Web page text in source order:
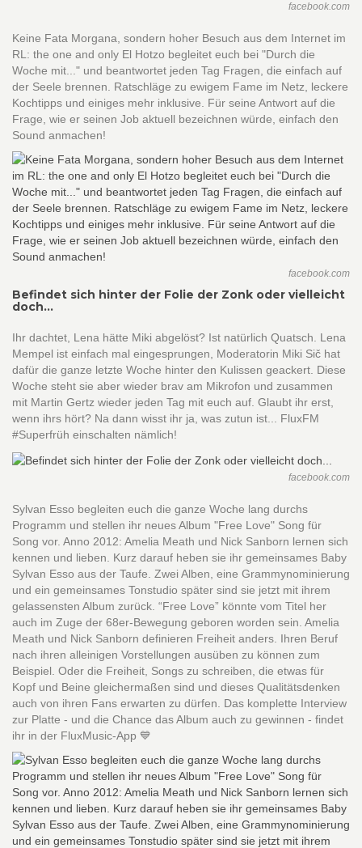
facebook.com
Keine Fata Morgana, sondern hoher Besuch aus dem Internet im
RL: the one and only El Hotzo begleitet euch bei "Durch die
Woche mit..." und beantwortet jeden Tag Fragen, die einfach auf
der Seele brennen. Ratschläge zu ewigem Fame im Netz, leckere
Kochtipps und einiges mehr inklusive. Für seine Antwort auf die
Frage, wie er seinen Job aktuell bezeichnen würde, einfach den
Sound anmachen!
facebook.com
Befindet sich hinter der Folie der Zonk oder vielleicht
doch...
Ihr dachtet, Lena hätte Miki abgelöst? Ist natürlich Quatsch. Lena
Mempel ist einfach mal eingesprungen, Moderatorin Miki Sič hat
dafür die ganze letzte Woche hinter den Kulissen geackert. Diese
Woche steht sie aber wieder brav am Mikrofon und zusammen
mit Martin Gertz wieder jeden Tag mit euch auf. Glaubt ihr erst,
wenn ihrs hört? Na dann wisst ihr ja, was zutun ist... FluxFM
#Superfrüh einschalten nämlich!
facebook.com
Sylvan Esso begleiten euch die ganze Woche lang durchs
Programm und stellen ihr neues Album "Free Love" Song für
Song vor. Anno 2012: Amelia Meath und Nick Sanborn lernen sich
kennen und lieben. Kurz darauf heben sie ihr gemeinsames Baby
Sylvan Esso aus der Taufe. Zwei Alben, eine Grammynominierung
und ein gemeinsames Tonstudio später sind sie jetzt mit ihrem
gelassensten Album zurück. “Free Love” könnte vom Titel her
auch im Zuge der 68er-Bewegung geboren worden sein. Amelia
Meath und Nick Sanborn definieren Freiheit anders. Ihren Beruf
nach ihren alleinigen Vorstellungen ausüben zu können zum
Beispiel. Oder die Freiheit, Songs zu schreiben, die etwas für
Kopf und Beine gleichermaßen sind und dieses Qualitätsdenken
auch von ihren Fans erwarten zu dürfen. Das komplette Interview
zur Platte - und die Chance das Album auch zu gewinnen - findet
ihr in der FluxMusic-App 💙